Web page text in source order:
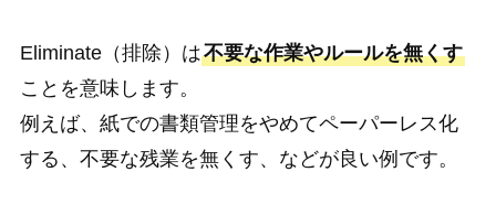
Eliminate（排除）は不要な作業やルールを無くす
ことを意味します。
例えば、紙での書類管理をやめてペーパーレス化
する、不要な残業を無くす、などが良い例です。